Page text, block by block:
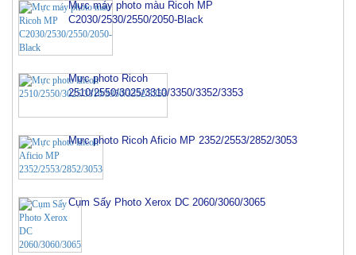
Mực máy photo màu Ricoh MP
C2030/2530/2550/2050-Black
Mực photo Ricoh
2510/2550/3025/3310/3350/3352/3353
Mực photo Ricoh Aficio MP 2352/2553/2852/3053
Cụm Sấy Photo Xerox DC 2060/3060/3065